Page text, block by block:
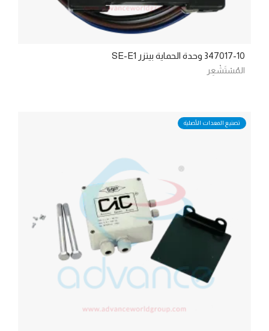
347017-10 وحدة الحماية بيتزر SE-E1
المُسْتَشْعِر
تصنيع المعدات الأصلية